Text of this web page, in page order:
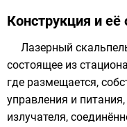
Конструкция и её
Лазерный
состоящее из
где размещается,
управления и
излучателя,